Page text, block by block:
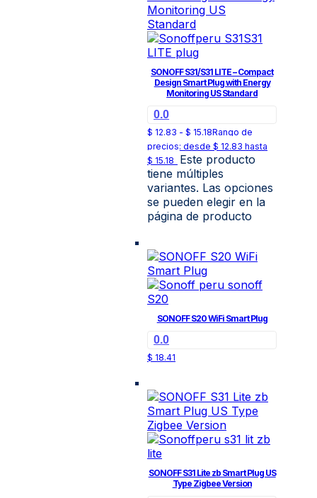
SONOFF S31/S31 LITE – Compact
Design Smart Plug with Energy
Monitoring US Standard
0.0
$ 12.83 - $ 15.18Rango de
precios: desde $ 12.83 hasta
$ 15.18
Este producto
tiene múltiples
variantes. Las opciones
se pueden elegir en la
página de producto
SONOFF S20 WiFi Smart Plug
0.0
$ 18.41
SONOFF S31 Lite zb Smart Plug US
Type Zigbee Version